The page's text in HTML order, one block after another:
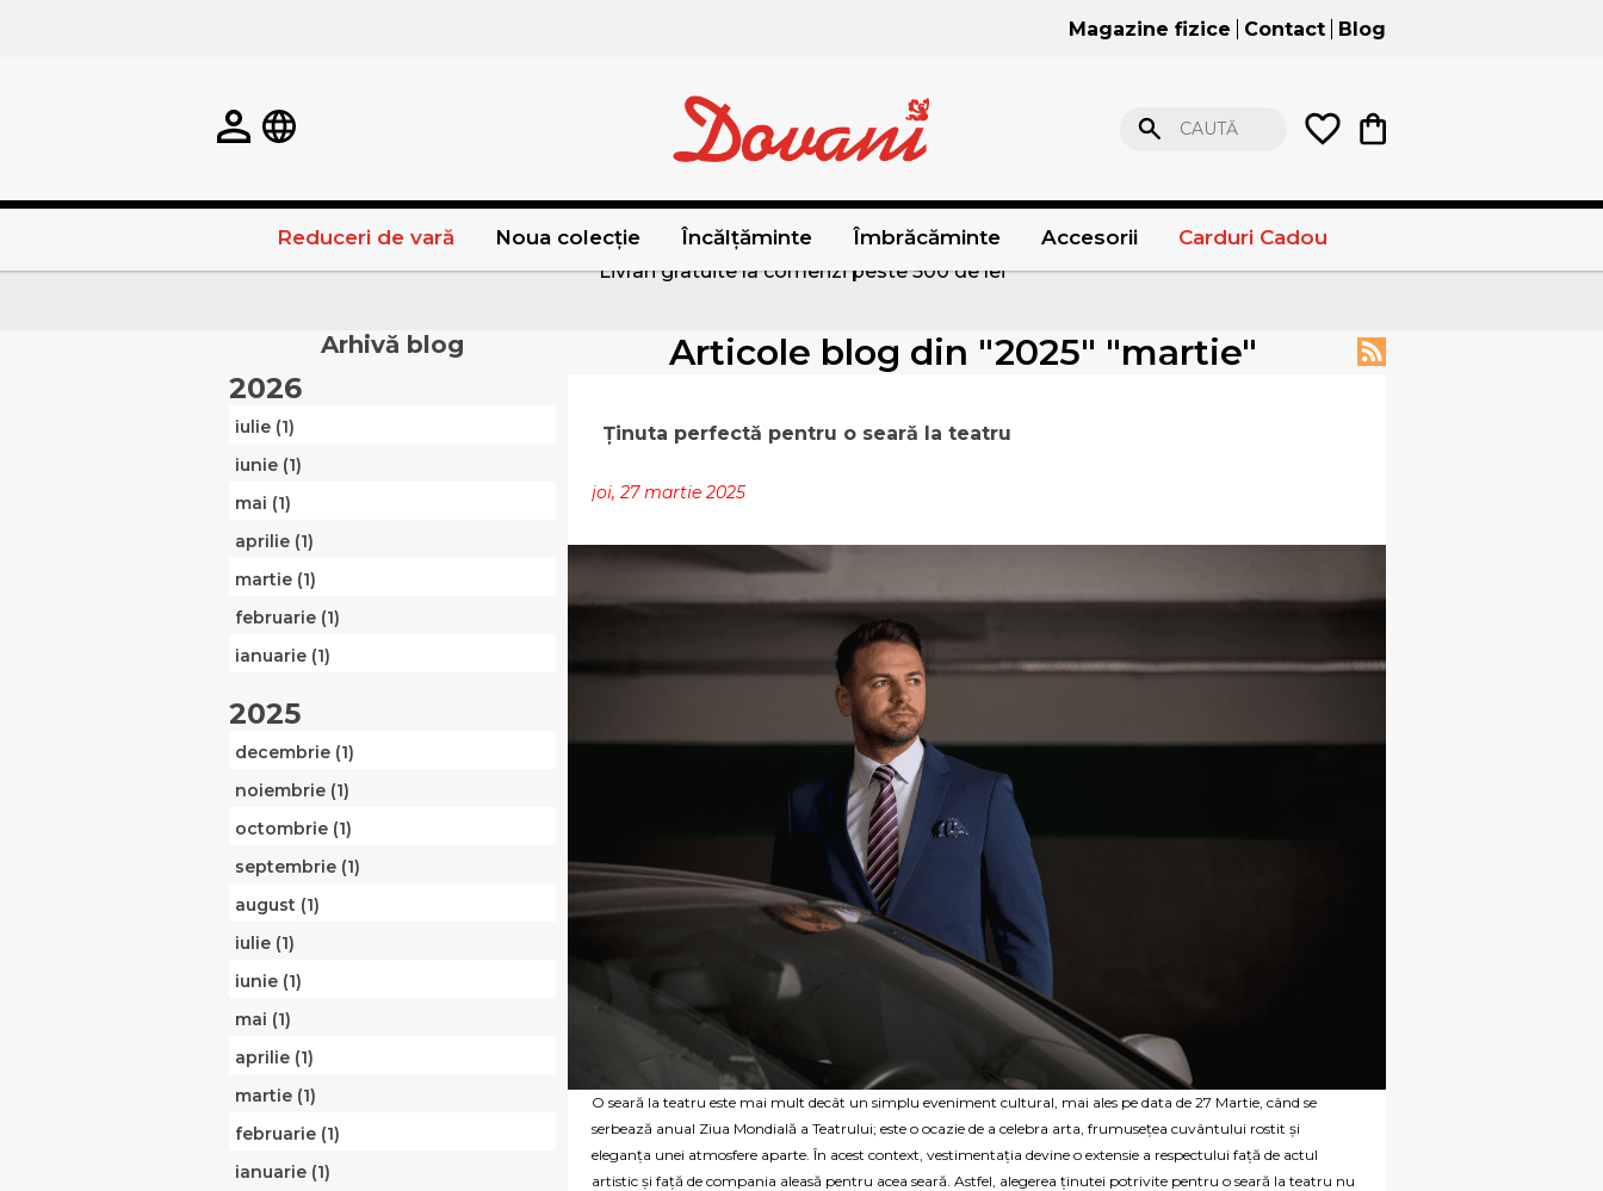
Magazine fizice Contact Blog
CAUTĂ
Reduceri de vară Noua colecție Încălțăminte Îmbrăcăminte Accesorii Carduri Cadou
Livrari gratuite la comenzi peste 500 de lei
Arhivă blog
2026
iulie (1)
iunie (1)
mai (1)
aprilie (1)
martie (1)
februarie (1)
ianuarie (1)
2025
decembrie (1)
noiembrie (1)
octombrie (1)
septembrie (1)
august (1)
iulie (1)
iunie (1)
mai (1)
aprilie (1)
martie (1)
februarie (1)
ianuarie (1)
Articole blog din "2025" "martie"
Ținuta perfectă pentru o seară la teatru
joi, 27 martie 2025
O seară la teatru este mai mult decât un simplu eveniment cultural, mai ales pe data de 27 Martie, când se
serbează anual Ziua Mondială a Teatrului; este o ocazie de a celebra arta, frumusețea cuvântului rostit și
eleganța unei atmosfere aparte. În acest context, vestimentația devine o extensie a respectului față de actul
artistic și față de compania aleasă pentru acea seară. Astfel, alegerea ținutei potrivite pentru o seară la teatru nu